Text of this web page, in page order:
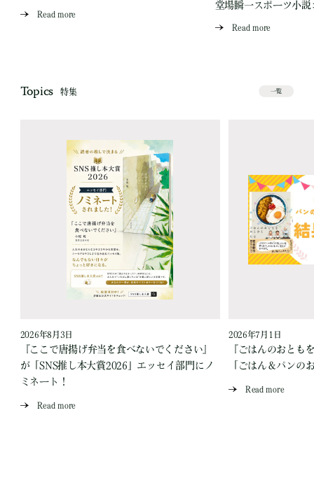
Read more
堂場瞬一スポーツ小説
Read more
Topics 特集 一覧
2026年8月3日
『ここで唐揚げ弁当を食べないでください』
が「SNS推し本大賞2026」エッセイ部門にノ
ミネート！
Read more
2026年7月1日
『ごはんのおとも
「ごはん＆パンの
Read more